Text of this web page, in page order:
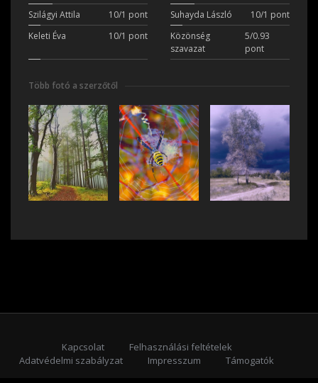
Szilágyi Attila
10/1 pont Suhayda László
10/1 pont
Keleti Éva
10/1 pont
Közönség
szavazat
5/0.93
pont
Több fotó a szerzőtől
Kapcsolat
Felhasználási feltételek
Adatvédelmi szabályzat
Impresszum
Támogatók